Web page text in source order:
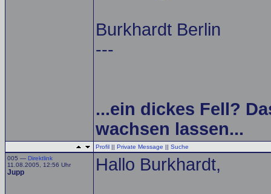
Burkhardt Berlin
---
...ein dickes Fell?
wachsen lassen...
Profil || Private Message || Suche
005 — Direktlink
11.08.2005, 12:56 Uhr
Jupp Hallo Burkhardt,